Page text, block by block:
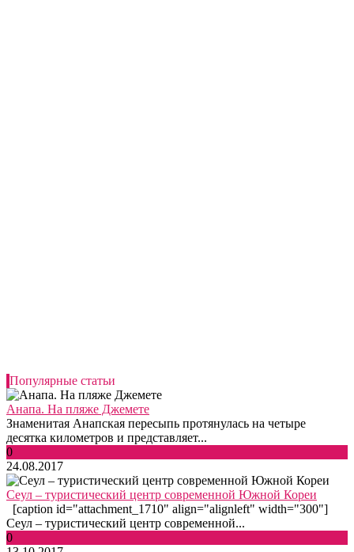
Популярные статьи
Анапа. На пляже Джемете
Знаменитая Анапская пересыпь протянулась на четыре
десятка километров и представляет...
0
24.08.2017
Сеул – туристический центр современной Южной Кореи
[caption id="attachment_1710" align="alignleft" width="300"]
Сеул – туристический центр современной...
0